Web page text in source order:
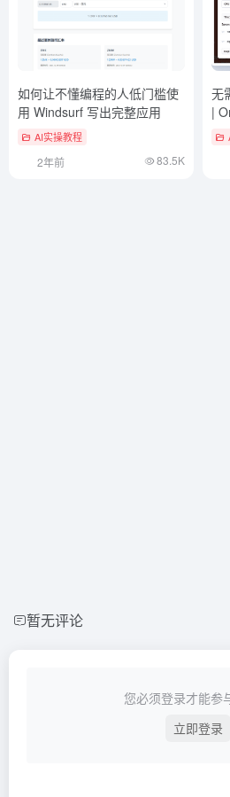
如何让不懂编程的人低门槛使
用 Windsurf 写出完整应用
AI实操教程
2年前 83.5K
无
|
暂无评论
您必须登录才能参
立即登录